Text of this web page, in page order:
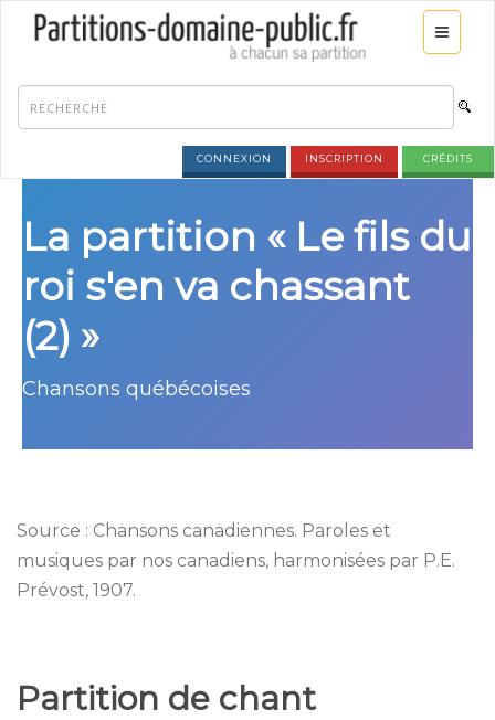
CONNEXION INSCRIPTION CRÉDITS
La partition « Le fils du
roi s'en va chassant
(2) »
Chansons québécoises
Source : Chansons canadiennes. Paroles et
musiques par nos canadiens, harmonisées par P.E.
Prévost, 1907.
Partition de chant